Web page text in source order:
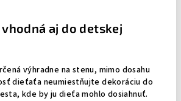
aj do detskej
výhradne na stenu, mimo dosahu
dieťaťa neumiestňujte dekoráciu do
kde by ju dieťa mohlo dosiahnuť.